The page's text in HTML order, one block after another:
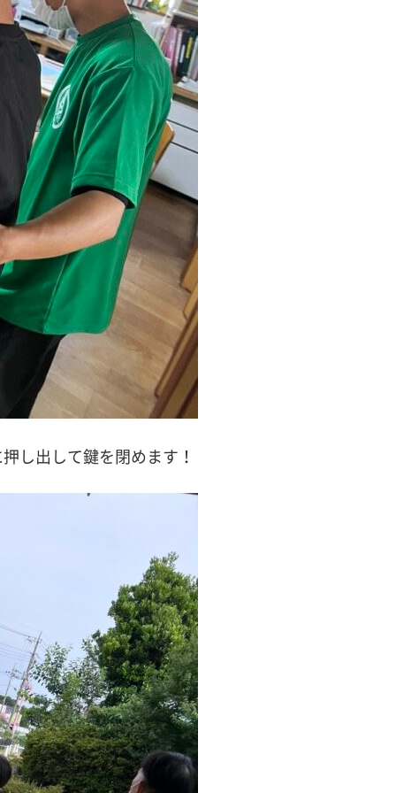
し出して鍵を閉めます！